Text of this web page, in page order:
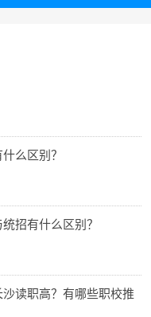
么区别？
招有什么区别？
读职高？有哪些职校推